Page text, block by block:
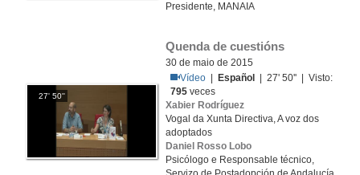
Presidente, MANAIA
27' 50''
Quenda de cuestións
30 de maio de 2015
Vídeo
Español
| 27' 50'' | Visto:
795 veces
Xabier Rodríguez
Vogal da Xunta Directiva, A voz dos
adoptados
Daniel Rosso Lobo
Psicólogo e Responsable técnico,